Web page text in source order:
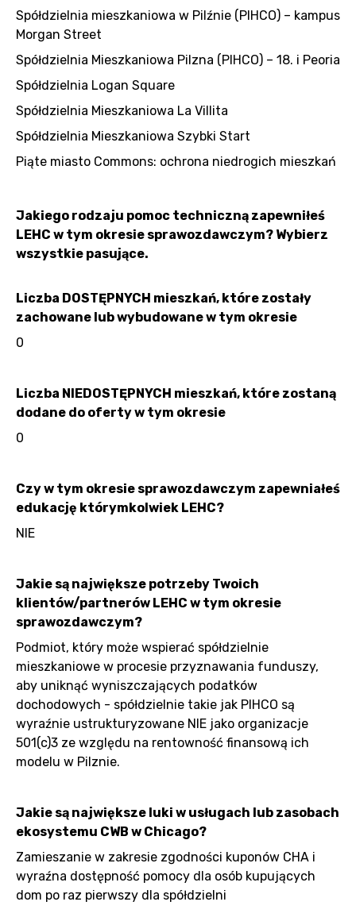
Spółdzielnia mieszkaniowa w Pilźnie (PIHCO) – kampus
Morgan Street
Spółdzielnia Mieszkaniowa Pilzna (PIHCO) – 18. i Peoria
Spółdzielnia Logan Square
Spółdzielnia Mieszkaniowa La Villita
Spółdzielnia Mieszkaniowa Szybki Start
Piąte miasto Commons: ochrona niedrogich mieszkań
Jakiego rodzaju pomoc techniczną zapewniłeś
LEHC w tym okresie sprawozdawczym? Wybierz
wszystkie pasujące.
Liczba DOSTĘPNYCH mieszkań, które zostały
zachowane lub wybudowane w tym okresie
0
Liczba NIEDOSTĘPNYCH mieszkań, które zostaną
dodane do oferty w tym okresie
0
Czy w tym okresie sprawozdawczym zapewniałeś
edukację którymkolwiek LEHC?
NIE
Jakie są największe potrzeby Twoich
klientów/partnerów LEHC w tym okresie
sprawozdawczym?
Podmiot, który może wspierać spółdzielnie
mieszkaniowe w procesie przyznawania funduszy,
aby uniknąć wyniszczających podatków
dochodowych - spółdzielnie takie jak PIHCO są
wyraźnie ustrukturyzowane NIE jako organizacje
501(c)3 ze względu na rentowność finansową ich
modelu w Pilznie.
Jakie są największe luki w usługach lub zasobach
ekosystemu CWB w Chicago?
Zamieszanie w zakresie zgodności kuponów CHA i
wyraźna dostępność pomocy dla osób kupujących
dom po raz pierwszy dla spółdzielni